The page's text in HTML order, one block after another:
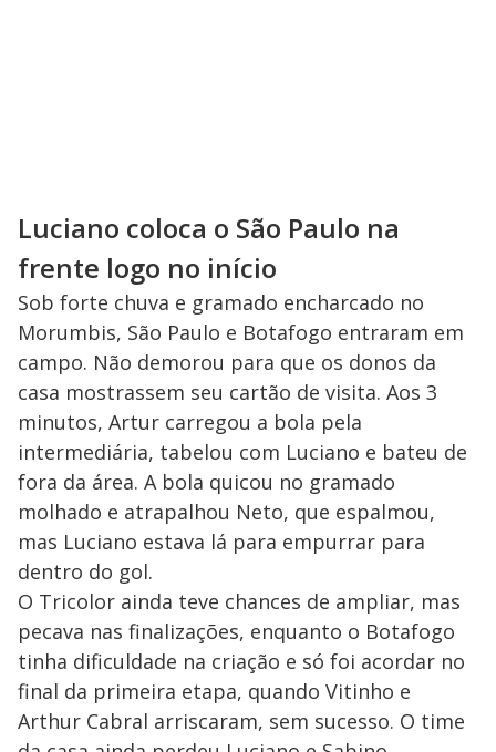
Luciano coloca o São Paulo na
frente logo no início
Sob forte chuva e gramado encharcado no
Morumbis, São Paulo e Botafogo entraram em
campo. Não demorou para que os donos da
casa mostrassem seu cartão de visita. Aos 3
minutos, Artur carregou a bola pela
intermediária, tabelou com Luciano e bateu de
fora da área. A bola quicou no gramado
molhado e atrapalhou Neto, que espalmou,
mas Luciano estava lá para empurrar para
dentro do gol.
O Tricolor ainda teve chances de ampliar, mas
pecava nas finalizações, enquanto o Botafogo
tinha dificuldade na criação e só foi acordar no
final da primeira etapa, quando Vitinho e
Arthur Cabral arriscaram, sem sucesso. O time